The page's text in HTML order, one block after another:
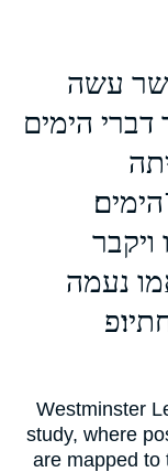
עשה
הימים
נעמה
Westminster
study, where
are mapped to